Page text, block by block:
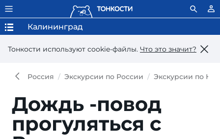
Тонкости используют сookie-файлы. Что это значит?
Калининград
Россия Экскурсии по России Экскурсии по
Дождь -повод
прогуляться с